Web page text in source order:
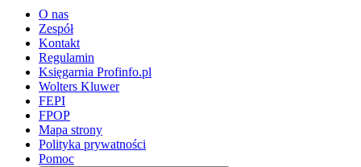
O nas
Zespół
Kontakt
Regulamin
Księgarnia Profinfo.pl
Wolters Kluwer
FEPI
FPOP
Mapa strony
Polityka prywatności
Pomoc